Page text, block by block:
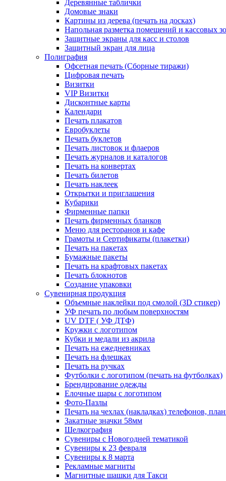
Деревянные таблички
Домовые знаки
Картины из дерева (печать на досках)
Напольная разметка помещений и кассовых
Защитные экраны для касс и столов
Защитный экран для лица
Полиграфия
Офсетная печать (Сборные тиражи)
Цифровая печать
Визитки
VIP Визитки
Дисконтные карты
Календари
Печать плакатов
Евробуклеты
Печать буклетов
Печать листовок и флаеров
Печать журналов и каталогов
Печать на конвертах
Печать билетов
Печать наклеек
Открытки и приглашения
Кубарики
Фирменные папки
Печать фирменных бланков
Меню для ресторанов и кафе
Грамоты и Сертификаты (плакетки)
Печать на пакетах
Бумажные пакеты
Печать на крафтовых пакетах
Печать блокнотов
Создание упаковки
Сувенирная продукция
Объемные наклейки под смолой (3D стикер)
УФ печать по любым поверхностям
UV DTF ( УФ ДТФ)
Кружки с логотипом
Кубки и медали из акрила
Печать на ежедневниках
Печать на флешках
Печать на ручках
Футболки с логотипом (печать на футболках)
Брендирование одежды
Елочные шары с логотипом
Фото-Пазлы
Печать на чехлах (накладках) телефонов,
Закатные значки 58мм
Шелкография
Сувениры с Новогодней тематикой
Сувениры к 23 февраля
Сувениры к 8 марта
Рекламные магниты
Магнитные шашки для Такси